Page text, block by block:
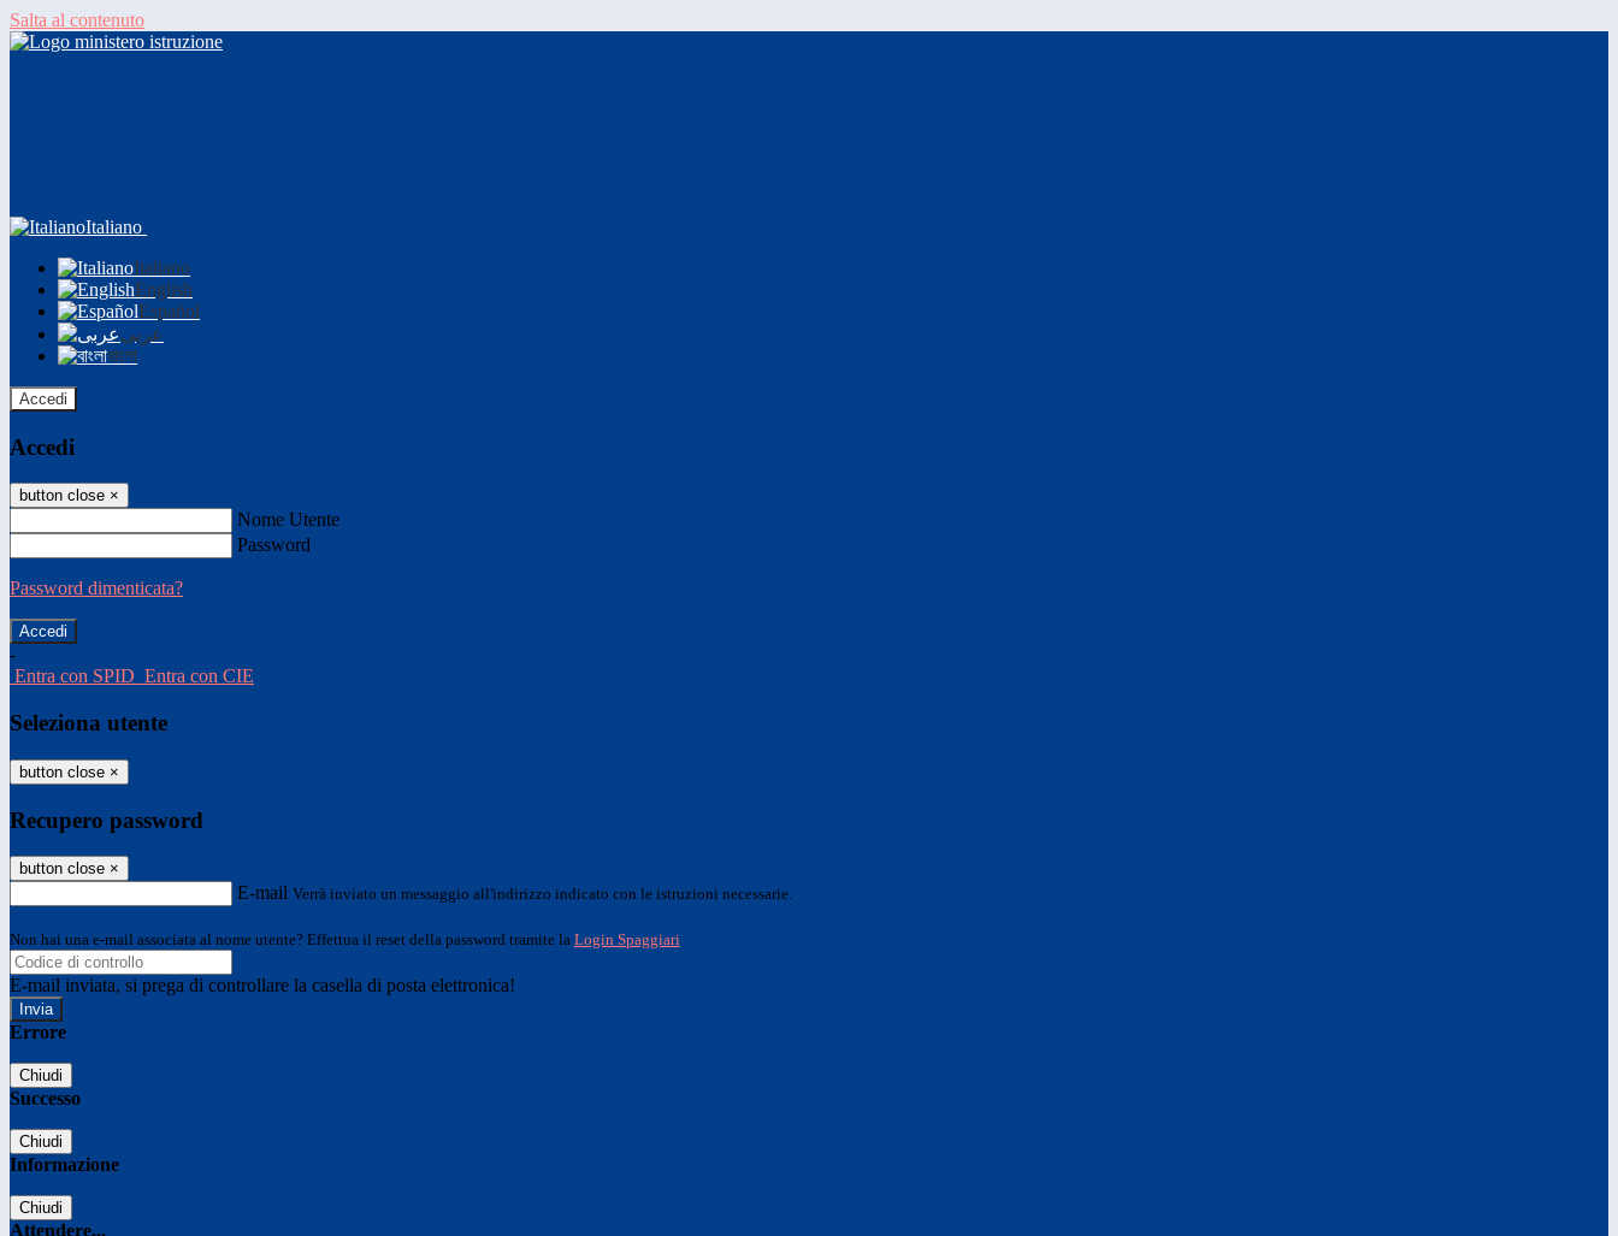
Salta al contenuto
Italiano
Italiano
English
Español
عربى
বাংলা
Accedi
Accedi
button close ×
Nome Utente
Password
Password dimenticata?
-
Entra con SPID Entra con CIE
Seleziona utente
button close ×
Recupero password
button close ×
E-mail Verrà inviato un messaggio all'indirizzo indicato con le istruzioni necessarie.
Non hai una e-mail associata al nome utente? Effettua il reset della password tramite la Login Spaggiari
E-mail inviata, si prega di controllare la casella di posta elettronica!
Errore
Chiudi
Successo
Chiudi
Informazione
Chiudi
Attendere...